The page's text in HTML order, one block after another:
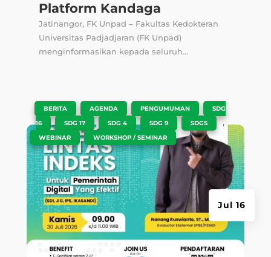
Platform Kandaga
Jatinangor, FK Unpad – Fakultas Kedokteran
Universitas Padjadjaran (FK Unpad)
menginformasikan kepada seluruh...
Jul 16
BERITA AGENDA PENGUMUMAN
SDG
16
SDG 17 SDG 4 SDG 9 SDGS ,
WEBINAR WORKSHOP / SEMINAR